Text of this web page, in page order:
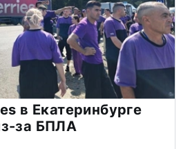
в Екатеринбурге
за БПЛА